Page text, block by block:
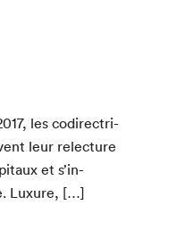
, les codi­rec­tri­
leur relec­ture
et s’in­
Luxure, […]